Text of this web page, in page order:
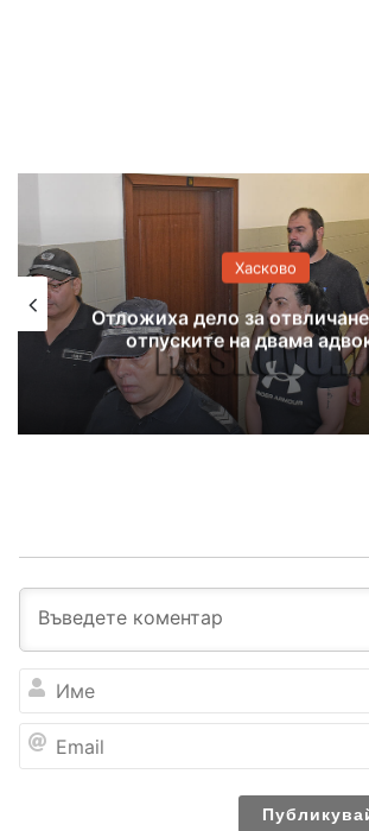
Хасково
Отложиха дело за
отпуските на двама